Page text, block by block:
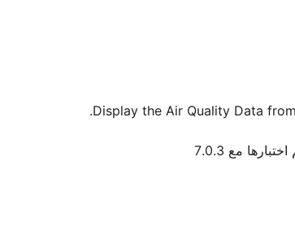
Display the Air Quality Data
مع 7.0.3